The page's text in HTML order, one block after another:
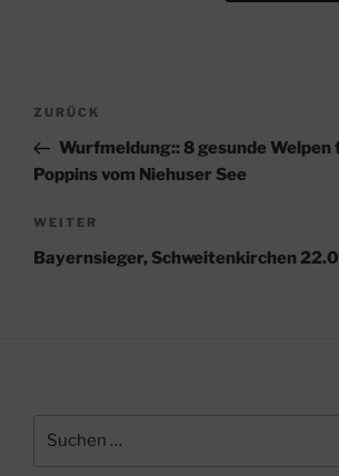
Beitragsnavigation
Vorheriger
Beitrag
ZURÜCK
Wurfmeldung:: 8 gesunde Welpen
Poppins vom Niehuser See
Nächster
Beitrag
WEITER
Bayernsieger, Schweitenkirchen